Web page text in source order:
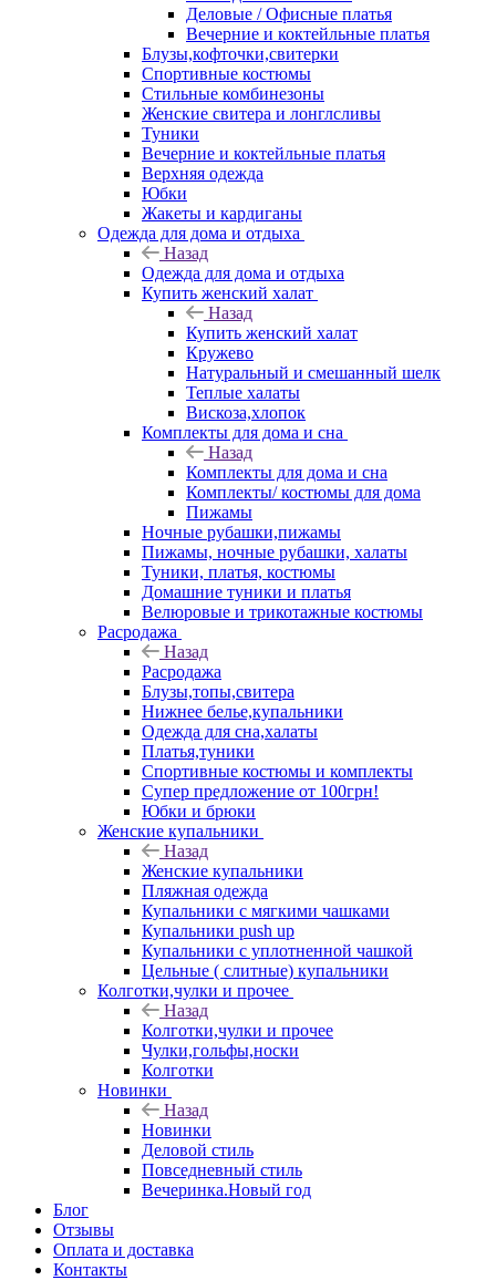
Деловые / Офисные платья
Вечерние и коктейльные платья
Блузы,кофточки,свитерки
Спортивные костюмы
Стильные комбинезоны
Женские свитера и лонглсливы
Туники
Вечерние и коктейльные платья
Верхняя одежда
Юбки
Жакеты и кардиганы
Одежда для дома и отдыха
Назад
Одежда для дома и отдыха
Купить женский халат
Назад
Купить женский халат
Кружево
Натуральный и смешанный шелк
Теплые халаты
Вискоза,хлопок
Комплекты для дома и сна
Назад
Комплекты для дома и сна
Комплекты/ костюмы для дома
Пижамы
Ночные рубашки,пижамы
Пижамы, ночные рубашки, халаты
Туники, платья, костюмы
Домашние туники и платья
Велюровые и трикотажные костюмы
Расродажа
Назад
Расродажа
Блузы,топы,свитера
Нижнее белье,купальники
Одежда для сна,халаты
Платья,туники
Спортивные костюмы и комплекты
Супер предложение от 100грн!
Юбки и брюки
Женские купальники
Назад
Женские купальники
Пляжная одежда
Купальники с мягкими чашками
Купальники push up
Купальники с уплотненной чашкой
Цельные ( слитные) купальники
Колготки,чулки и прочее
Назад
Колготки,чулки и прочее
Чулки,гольфы,носки
Колготки
Новинки
Назад
Новинки
Деловой стиль
Повседневный стиль
Вечеринка.Новый год
Блог
Отзывы
Оплата и доставка
Контакты